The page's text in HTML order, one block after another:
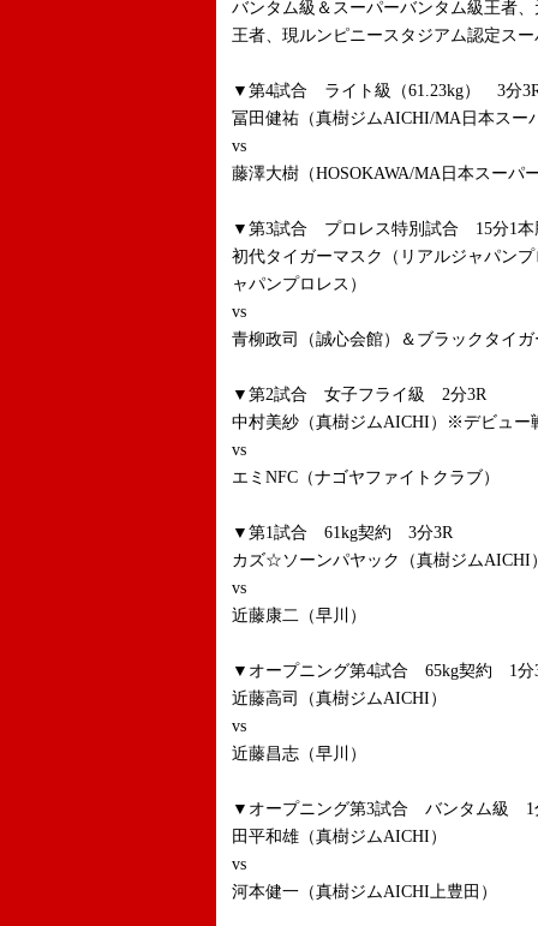
バンタム級＆スーパーバンタム級王者
王者、現ルンピニースタジアム認定ス
▼第4試合 ライト級（61.23kg） 3分
冨田健祐（真樹ジムAICHI/MA日本スー
vs
藤澤大樹（HOSOKAWA/MA日本スーパ
▼第3試合 プロレス特別試合 15分1本
初代タイガーマスク（リアルジャパン
ャパンプロレス）
vs
青柳政司（誠心会館）＆ブラックタイ
▼第2試合 女子フライ級 2分3R
中村美紗（真樹ジムAICHI）※デビュー
vs
エミNFC（ナゴヤファイトクラブ）
▼第1試合 61kg契約 3分3R
カズ☆ソーンパヤック（真樹ジムAICHI
vs
近藤康二（早川）
▼オープニング第4試合 65kg契約 1分
近藤高司（真樹ジムAICHI）
vs
近藤昌志（早川）
▼オープニング第3試合 バンタム級 1
田平和雄（真樹ジムAICHI）
vs
河本健一（真樹ジムAICHI上豊田）